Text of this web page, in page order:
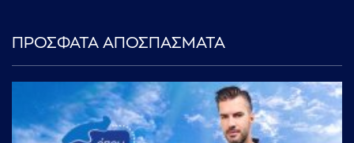
ΠΡΟΣΦΑΤΑ ΑΠΟΣΠΑΣΜΑΤΑ